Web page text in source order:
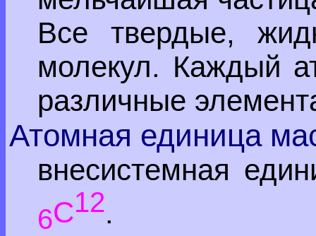
Все твердые,
молекул. Каждый
различные
Атомная единица
внесистемная
6С12.